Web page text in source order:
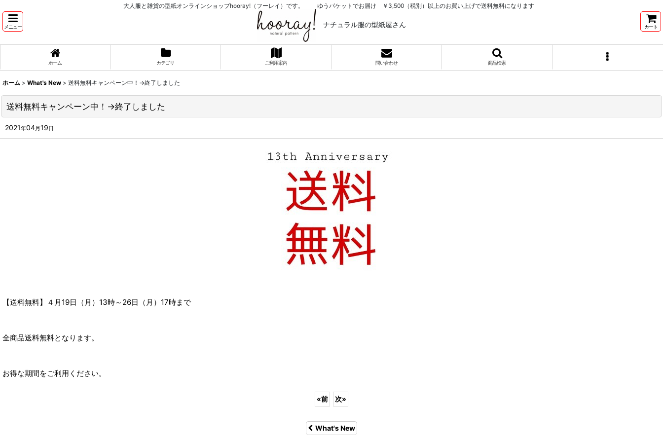
大人服と雑貨の型紙オンラインショップhooray!（フーレイ）です。 ゆうパケットでお届け ￥3,500（税別）以上のお買い上げで送料無料になります
メニュー ナチュラル服の型紙屋さん カート
ホーム カテゴリ ご利用案内 問い合わせ 商品検索
ホーム > What's New > 送料無料キャンペーン中！→終了しました
送料無料キャンペーン中！→終了しました
2021年04月19日
【送料無料】４月19日（月）13時～26日（月）17時まで
全商品送料無料となります。
お得な期間をご利用ください。
«前 次»
What's New